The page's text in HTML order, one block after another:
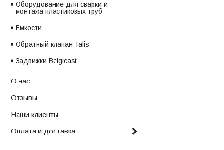
Оборудование для сварки и
монтажа пластиковых труб
Емкости
Обратный клапан Talis
Задвижки Belgicast
О нас
Отзывы
Наши клиенты
Оплата и доставка